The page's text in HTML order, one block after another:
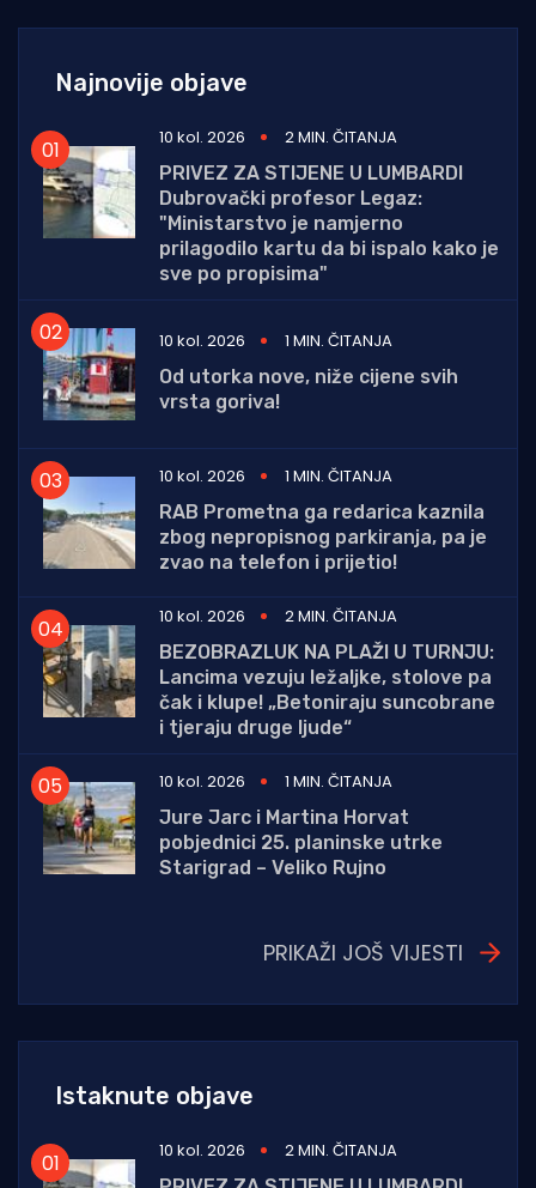
Najnovije objave
10 kol. 2026
2 MIN. ČITANJA
PRIVEZ ZA STIJENE U LUMBARDI
Dubrovački profesor Legaz:
"Ministarstvo je namjerno
prilagodilo kartu da bi ispalo kako je
sve po propisima"
10 kol. 2026
1 MIN. ČITANJA
Od utorka nove, niže cijene svih
vrsta goriva!
10 kol. 2026
1 MIN. ČITANJA
RAB Prometna ga redarica kaznila
zbog nepropisnog parkiranja, pa je
zvao na telefon i prijetio!
10 kol. 2026
2 MIN. ČITANJA
BEZOBRAZLUK NA PLAŽI U TURNJU:
Lancima vezuju ležaljke, stolove pa
čak i klupe! „Betoniraju suncobrane
i tjeraju druge ljude“
10 kol. 2026
1 MIN. ČITANJA
Jure Jarc i Martina Horvat
pobjednici 25. planinske utrke
Starigrad – Veliko Rujno
PRIKAŽI JOŠ VIJESTI
Istaknute objave
10 kol. 2026
2 MIN. ČITANJA